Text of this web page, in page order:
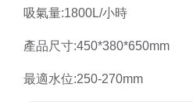
吸氣量:1800L/小時
產品尺寸:450*380*650mm
最適水位:250-270mm